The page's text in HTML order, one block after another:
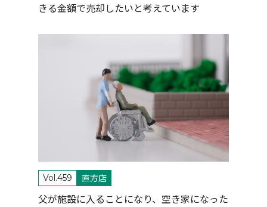
きる金額で売却したいと考えています
Vol.459 直方店
父が施設に入ることになり、空き家になった